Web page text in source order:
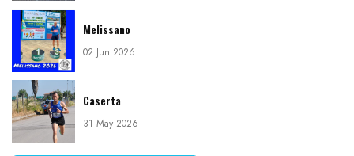
Melissano
02 Jun 2026
Caserta
31 May 2026